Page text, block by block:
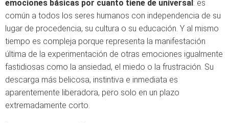
emociones básicas por cuanto tiene de universal: es
común a todos los seres humanos con independencia de su
lugar de procedencia, su cultura o su educación. Y al mismo
tiempo es compleja porque representa la manifestación
última de la experimentación de otras emociones igualmente
fastidiosas como la ansiedad, el miedo o la frustración. Su
descarga más belicosa, instintiva e inmediata es
aparentemente liberadora, pero solo en un plazo
extremadamente corto.